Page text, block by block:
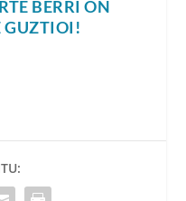
BERRI ON
GUZTIOI!